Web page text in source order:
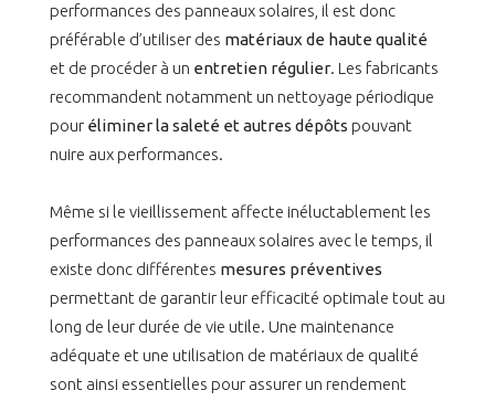
performances des panneaux solaires, il est donc
préférable d’utiliser des matériaux de haute qualité
et de procéder à un entretien régulier. Les fabricants
recommandent notamment un nettoyage périodique
pour éliminer la saleté et autres dépôts pouvant
nuire aux performances.
Même si le vieillissement affecte inéluctablement les
performances des panneaux solaires avec le temps, il
existe donc différentes mesures préventives
permettant de garantir leur efficacité optimale tout au
long de leur durée de vie utile. Une maintenance
adéquate et une utilisation de matériaux de qualité
sont ainsi essentielles pour assurer un rendement